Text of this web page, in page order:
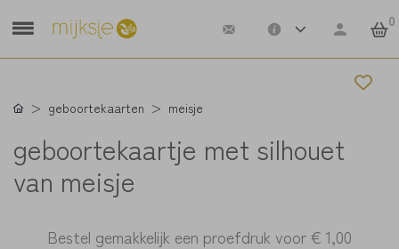
0
geboortekaarten meisje
geboortekaartje met silhouet
van meisje
Bestel gemakkelijk een proefdruk voor€ 1,00